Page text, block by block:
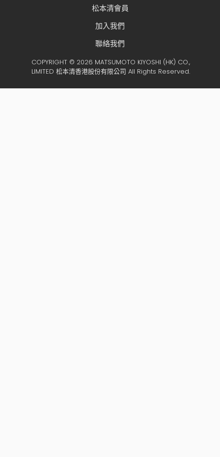
松本清會員
加入我們
聯絡我們
COPYRIGHT © 2026 MATSUMOTO KIYOSHI (HK) CO.,
LIMITED 松本清香港股份有限公司 All Rights Reserved.